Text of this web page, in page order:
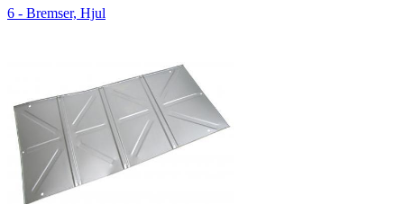
6 - Bremser, Hjul